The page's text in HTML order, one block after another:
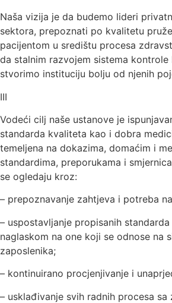
Naša vizija je da budemo lideri
sektora, prepoznati po kvalitetu
pacijentom u središtu procesa
da stalnim razvojem sistema
stvorimo instituciju bolju od njenih
III
Vodeći cilj naše ustanove je
standarda kvaliteta kao i dobra
temeljena na dokazima, domaćim i
standardima, preporukama i
se ogledaju kroz:
– prepoznavanje zahtjeva i potreba
– uspostavljanje propisanih
naglaskom na one koji se odnose na
zaposlenika;
– kontinuirano procjenjivanje i
– usklađivanje svih radnih procesa sa